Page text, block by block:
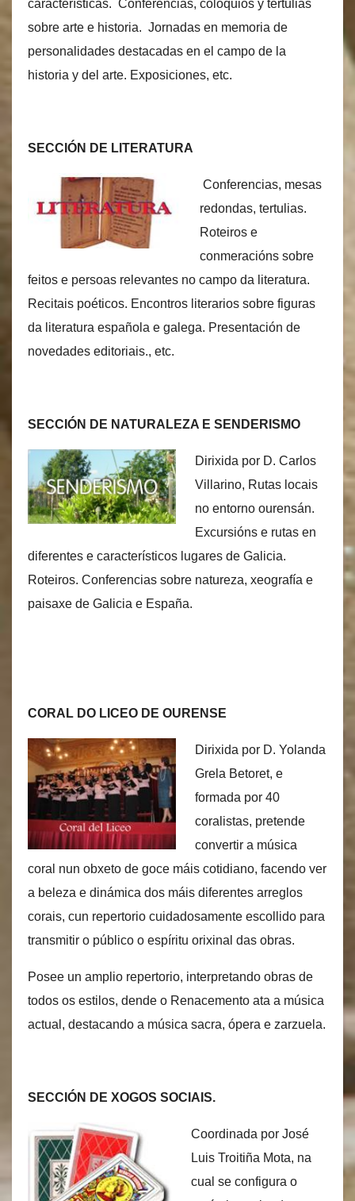
características. Conferencias, coloquios y tertulias
sobre arte e historia. Jornadas en memoria de
personalidades destacadas en el campo de la
historia y del arte. Exposiciones, etc.
SECCIÓN DE LITERATURA
Conferencias, mesas
redondas, tertulias.
Roteiros e
conmeracións sobre
feitos e persoas relevantes no campo da literatura.
Recitais poéticos. Encontros literarios sobre figuras
da literatura española e galega. Presentación de
novedades editoriais., etc.
SECCIÓN DE NATURALEZA E SENDERISMO
Dirixida por D. Carlos
Villarino, Rutas locais
no entorno ourensán.
Excursións e rutas en
diferentes e característicos lugares de Galicia.
Roteiros. Conferencias sobre natureza, xeografía e
paisaxe de Galicia e España.
CORAL DO LICEO DE OURENSE
Dirixida por D. Yolanda
Grela Betoret, e
formada por 40
coralistas, pretende
convertir a música
coral nun obxeto de goce máis cotidiano, facendo ver
a beleza e dinámica dos máis diferentes arreglos
corais, cun repertorio cuidadosamente escollido para
transmitir o público o espíritu orixinal das obras.
Posee un amplio repertorio, interpretando obras de
todos os estilos, dende o Renacemento ata a música
actual, destacando a música sacra, ópera e zarzuela.
SECCIÓN DE XOGOS SOCIAIS.
Coordinada por José
Luis Troitiña Mota, na
cual se configura o